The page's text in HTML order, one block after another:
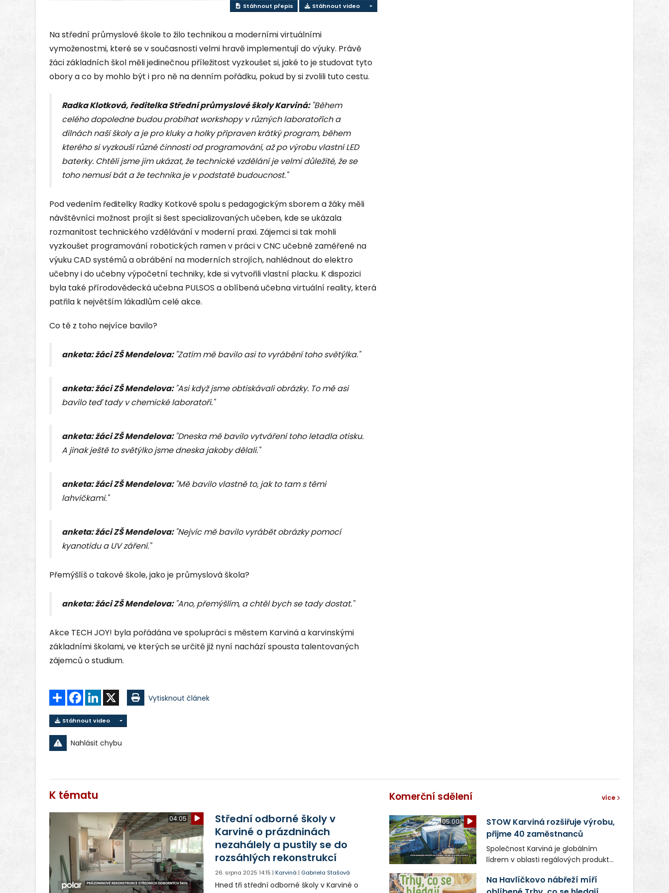
Stáhnout přepis Stáhnout video
Na střední průmyslové škole to žilo technikou a moderními virtuálními
vymoženostmi, které se v současnosti velmi hravě implementují do výuky. Právě
žáci základních škol měli jedinečnou příležitost vyzkoušet si, jaké to je studovat tyto
obory a co by mohlo být i pro ně na denním pořádku, pokud by si zvolili tuto cestu.
Radka Klotková, ředitelka Střední průmyslové školy Karviná: "Během
celého dopoledne budou probíhat workshopy v různých laboratořích a
dílnách naší školy a je pro kluky a holky připraven krátký program, během
kterého si vyzkouší různé činnosti od programování, až po výrobu vlastní LED
baterky. Chtěli jsme jim ukázat, že technické vzdělání je velmi důležité, že se
toho nemusí bát a že technika je v podstatě budoucnost."
Pod vedením ředitelky Radky Kotkové spolu s pedagogickým sborem a žáky měli
návštěvníci možnost projít si šest specializovaných učeben, kde se ukázala
rozmanitost technického vzdělávání v moderní praxi. Zájemci si tak mohli
vyzkoušet programování robotických ramen v práci v CNC učebně zaměřené na
výuku CAD systémů a obrábění na moderních strojích, nahlédnout do elektro
učebny i do učebny výpočetní techniky, kde si vytvořili vlastní placku. K dispozici
byla také přírodovědecká učebna PULSOS a oblíbená učebna virtuální reality, která
patřila k největším lákadlům celé akce.
Co tě z toho nejvíce bavilo?
anketa: žáci ZŠ Mendelova: "Zatím mě bavilo asi to vyrábění toho světýlka."
anketa: žáci ZŠ Mendelova: "Asi když jsme obtiskávali obrázky. To mě asi
bavilo teď tady v chemické laboratoři."
anketa: žáci ZŠ Mendelova: "Dneska mě bavilo vytváření toho letadla otisku.
A jinak ještě to světýlko jsme dneska jakoby dělali."
anketa: žáci ZŠ Mendelova: "Mě bavilo vlastně to, jak to tam s těmi
lahvičkami."
anketa: žáci ZŠ Mendelova: "Nejvíc mě bavilo vyrábět obrázky pomocí
kyanotidu a UV záření."
Přemýšlíš o takové škole, jako je průmyslová škola?
anketa: žáci ZŠ Mendelova: "Ano, přemýšlím, a chtěl bych se tady dostat."
Akce TECH JOY! byla pořádána ve spolupráci s městem Karviná a karvinskými
základními školami, ve kterých se určitě již nyní nachází spousta talentovaných
zájemců o studium.
Sdílet FacebookLinkedIn Vytisknout článek
Stáhnout video
Nahlásit chybu
K tématu
04:05
Střední odborné školy v
Karviné o prázdninách
nezahálely a pustily se do
rozsáhlých rekonstrukcí
26. srpna 2025 14:15 |Karviná | Gabriela Stašová
Hned tři střední odborné školy v Karviné o
Komerční sdělení více
05:00
STOW Karviná rozšiřuje výrobu,
přijme 40 zaměstnanců
Společnost Karviná je globálním
lídrem v oblasti regálových produktů
zaměstnavatelem na Karvinsku a
Na Havlíčkovo nábřeží míří